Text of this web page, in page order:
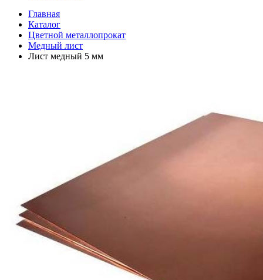
Главная
Каталог
Цветной металлопрокат
Медный лист
Лист медный 5 мм